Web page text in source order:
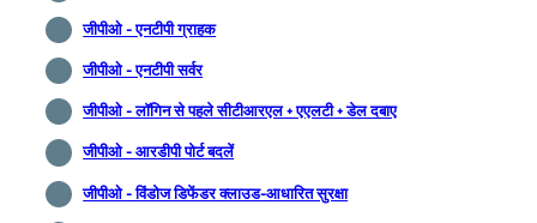
जीपीओ - एनटीपी ग्राहक
जीपीओ - एनटीपी सर्वर
जीपीओ - लॉगिन से पहले सीटीआरएल + एएलटी + डेल दबाए
जीपीओ - आरडीपी पोर्ट बदलें
जीपीओ - विंडोज डिफेंडर क्लाउड-आधारित सुरक्षा